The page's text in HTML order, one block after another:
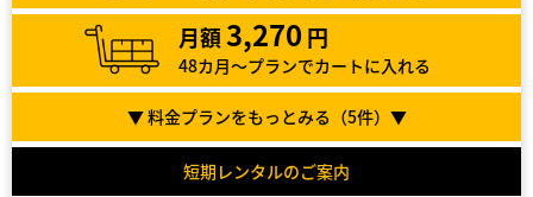
月額3,270 円
48カ月～プランでカートに入れる
▼ 料金プランをもっとみる（5件）▼
短期レンタルのご案内